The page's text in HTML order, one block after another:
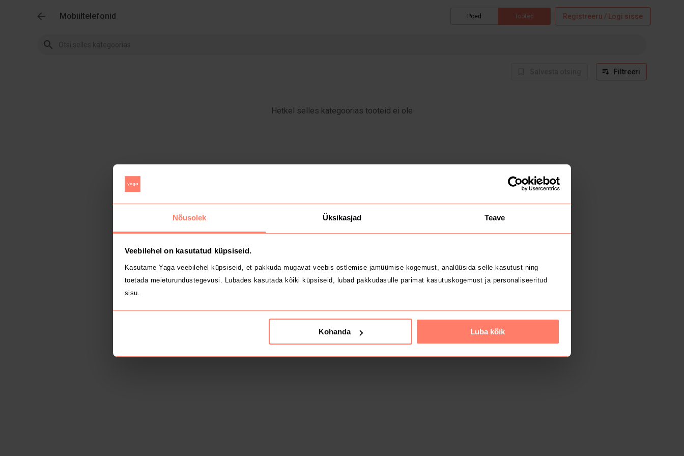
Nõusolek Üksikasjad Teave
Veebilehel on kasutatud küpsiseid.
Kasutame Yaga veebilehel küpsiseid, et pakkuda mugavat veebis ostlemise jamüümise kogemust, analüüsida selle kasutust ning
toetada meieturundustegevusi. Lubades kasutada kõiki küpsiseid, lubad pakkudasulle parimat kasutuskogemust ja personaliseeritud
sisu.
Kohanda Luba kõik
Mobiiltelefonid Poed Tooted Registreeru / Logi sisse
Filtreeri
Hetkel selles kategoorias tooteid ei ole